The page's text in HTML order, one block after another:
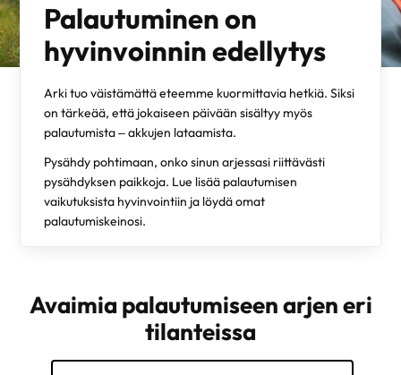
Palautuminen on
hyvinvoinnin edellytys
Arki tuo väistämättä eteemme kuormittavia hetkiä. Siksi
on tärkeää, että jokaiseen päivään sisältyy myös
palautumista – akkujen lataamista.
Pysähdy pohtimaan, onko sinun arjessasi riittävästi
pysähdyksen paikkoja. Lue lisää palautumisen
vaikutuksista hyvinvointiin ja löydä omat
palautumiskeinosi.
Avaimia palautumiseen arjen eri
tilanteissa